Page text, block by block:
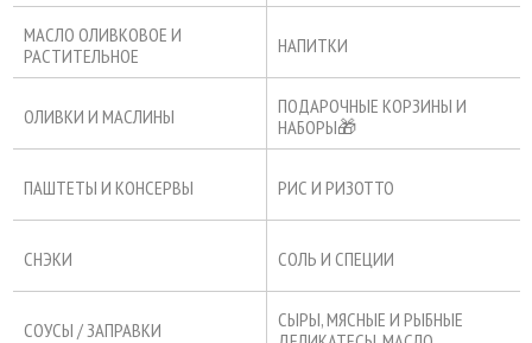
МАСЛО ОЛИВКОВОЕ И
РАСТИТЕЛЬНОЕ
НАПИТКИ
ОЛИВКИ И МАСЛИНЫ
ПОДАРОЧНЫЕ КОРЗИНЫ И
НАБОРЫ🎁
ПАШТЕТЫ И КОНСЕРВЫ РИС И РИЗОТТО
СНЭКИ СОЛЬ И СПЕЦИИ
СОУСЫ / ЗАПРАВКИ
СЫРЫ, МЯСНЫЕ И РЫБНЫЕ